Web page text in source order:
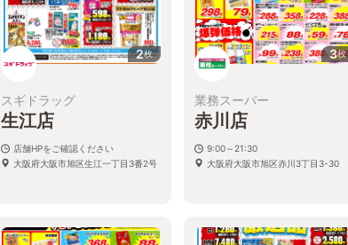
2枚
スギドラッグ
生江店
店舗HPをご確認ください
大阪府大阪市旭区生江一丁目3番2号
3枚
業務スーパー
赤川店
9:00～21:30
大阪府大阪市旭区赤川3丁目3-30